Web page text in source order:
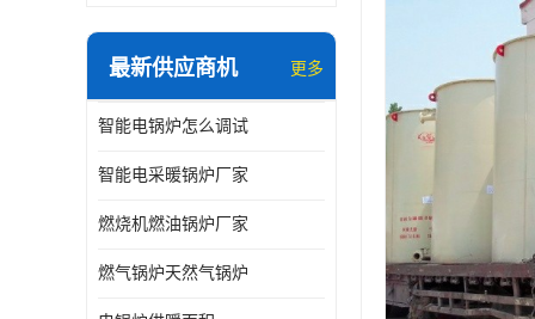
最新供应商机 更多
智能电锅炉怎么调试
智能电采暖锅炉厂家
燃烧机燃油锅炉厂家
燃气锅炉天然气锅炉